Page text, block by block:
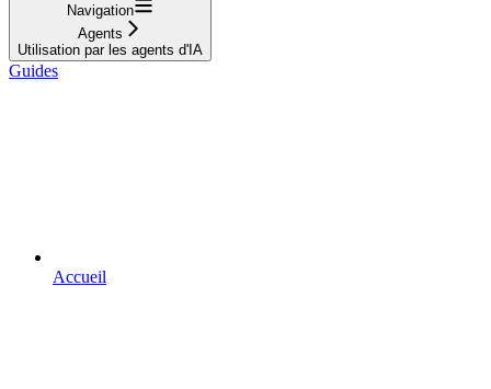
Navigation
Agents
Utilisation par les agents d'IA
Guides
Accueil